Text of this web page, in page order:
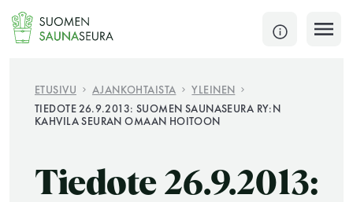
Siirry
sisältöön
SULJE
Jokaisen kuun 1. lauantai on jaettu ja jokaisen kuun
KATSO TARKEMMAT AUKIOLOAJAT
HAE
ETUSIVU AJANKOHTAISTA
YLEINEN
TIEDOTE 26.9.2013: SUOMEN SAUNASEURA RY:N
KAHVILA SEURAN OMAAN HOITOON
Tiedote 26.9.2013: